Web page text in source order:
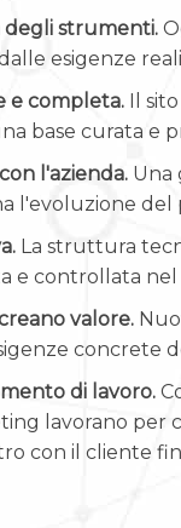
degli strumenti.
esigenze
e completa.Il
base curata e
l'azienda. Una
l'evoluzione del
La struttura
e controllata nel
valore.
concrete
di lavoro.
lavorano per
con il cliente